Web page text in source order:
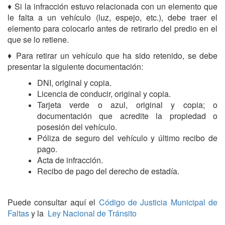
♦ Si la infracción estuvo relacionada con un elemento que
le falta a un vehículo (luz, espejo, etc.), debe traer el
elemento para colocarlo antes de retirarlo del predio en el
que se lo retiene.
♦ Para retirar un vehículo que ha sido retenido, se debe
presentar la siguiente documentación:
DNI, original y copia.
Licencia de conducir, original y copia.
Tarjeta verde o azul, original y copia; o
documentación que acredite la propiedad o
posesión del vehículo.
Póliza de seguro del vehículo y último recibo de
pago.
Acta de infracción.
Recibo de pago del derecho de estadía.
Puede consultar aquí el Código de Justicia Municipal de
Faltasy la Ley Nacional de Tránsito